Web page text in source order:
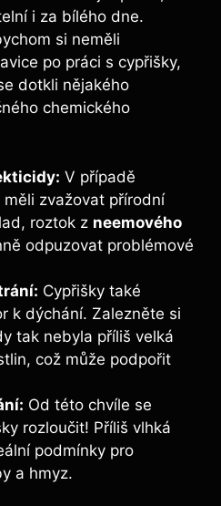
i za bílého dne.
si neměli
po práci s cypřišky,
dotkli nějakého
chemického
V případě
zvažovat přírodní
roztok z neemového
odpuzovat problémové
Cypřišky také
k dýchání. Zalezněte si
tak nebyla příliš velká
což může podpořit
Od této chvíle se
rozloučit! Příliš vlhká
podmínky pro
a hmyz.